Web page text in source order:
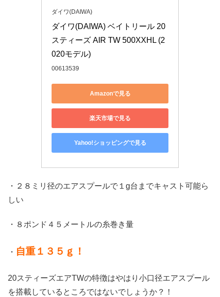
ダイワ(DAIWA)
ダイワ(DAIWA) ベイトリール 20
スティーズ AIR TW 500XXHL (2
020モデル)
00613539
Amazonで見る
楽天市場で見る
Yahoo!ショッピングで見る
・２８ミリ径のエアスプールで１g台までキャスト可能ら
しい
・８ポンド４５メートルの糸巻き量
・ 自重１３５ｇ！
20スティーズエアTWの特徴はやはり小口径エアスプール
を搭載しているところではないでしょうか？！